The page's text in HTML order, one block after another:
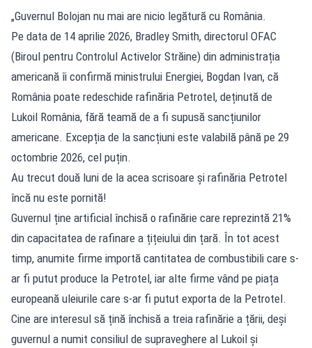
„Guvernul Bolojan nu mai are nicio legătură cu România.
Pe data de 14 aprilie 2026, Bradley Smith, directorul OFAC
(Biroul pentru Controlul Activelor Străine) din administrația
americană îi confirmă ministrului Energiei, Bogdan Ivan, că
România poate redeschide rafinăria Petrotel, deținută de
Lukoil România, fără teamă de a fi supusă sancțiunilor
americane. Excepția de la sancțiuni este valabilă până pe 29
octombrie 2026, cel puțin.
Au trecut două luni de la acea scrisoare și rafinăria Petrotel
încă nu este pornită!
Guvernul ține artificial închisă o rafinărie care reprezintă 21%
din capacitatea de rafinare a țițeiului din țară. În tot acest
timp, anumite firme importă cantitatea de combustibili care s-
ar fi putut produce la Petrotel, iar alte firme vând pe piața
europeană uleiurile care s-ar fi putut exporta de la Petrotel.
Cine are interesul să țină închisă a treia rafinărie a țării, deși
guvernul a numit consiliul de supraveghere al Lukoil și